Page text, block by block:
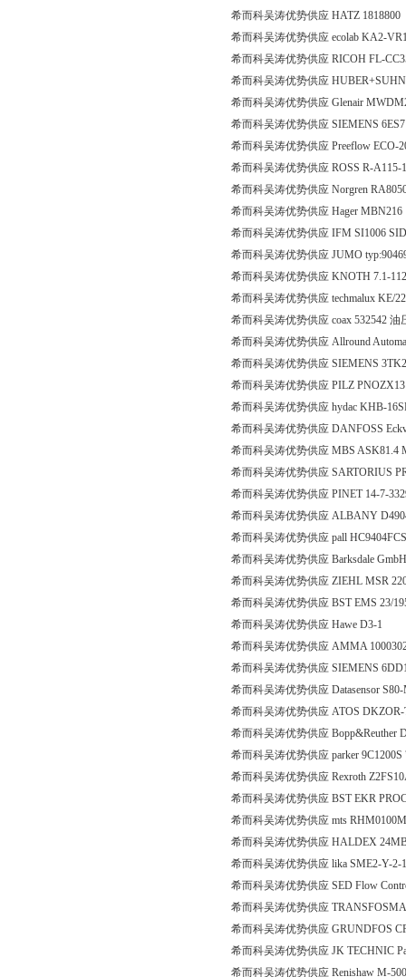
希而科吴涛优势供应 HATZ 1818800
希而科吴涛优势供应 ecolab KA2-
希而科吴涛优势供应 RICOH FL-
希而科吴涛优势供应
希而科吴涛优势供应 Glenair
希而科吴涛优势供应 SIEMENS
希而科吴涛优势供应 Preeflow ECO-
希而科吴涛优势供应 ROSS R-A115-
希而科吴涛优势供应 Norgren
希而科吴涛优势供应 Hager MBN216
希而科吴涛优势供应 IFM SI1006
希而科吴涛优势供应 JUMO
希而科吴涛优势供应 KNOTH 7.1-
希而科吴涛优势供应 techmalux KE/
希而科吴涛优势供应 coax 532542 油
希而科吴涛优势供应 Allround
希而科吴涛优势供应 SIEMENS
希而科吴涛优势供应 PILZ
希而科吴涛优势供应 hydac KHB-
希而科吴涛优势供应 DANFOSS
希而科吴涛优势供应 MBS ASK81.4
希而科吴涛优势供应 SARTORIUS
希而科吴涛优势供应 PINET 14-7-
希而科吴涛优势供应 ALBANY
希而科吴涛优势供应 pall
希而科吴涛优势供应 Barksdale
希而科吴涛优势供应 ZIEHL MSR
希而科吴涛优势供应 BST EMS 23/
希而科吴涛优势供应 Hawe D3-1
希而科吴涛优势供应 AMMA
希而科吴涛优势供应 SIEMENS
希而科吴涛优势供应 Datasensor
希而科吴涛优势供应 ATOS
希而科吴涛优势供应 Bopp&Reuther
希而科吴涛优势供应 parker
希而科吴涛优势供应 Rexroth
希而科吴涛优势供应 BST EKR
希而科吴涛优势供应 mts
希而科吴涛优势供应 HALDEX
希而科吴涛优势供应 lika SME2-Y-2-
希而科吴涛优势供应 SED Flow
希而科吴涛优势供应
希而科吴涛优势供应 GRUNDFOS
希而科吴涛优势供应 JK TECHNIC
希而科吴涛优势供应 Renishaw M-